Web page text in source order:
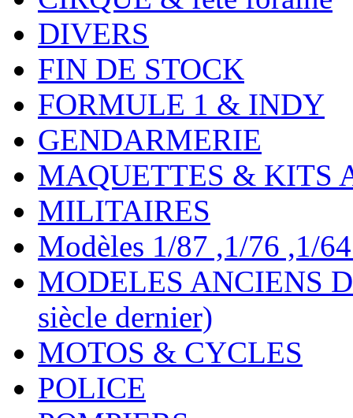
DIVERS
FIN DE STOCK
FORMULE 1 & INDY
GENDARMERIE
MAQUETTES & KITS
MILITAIRES
Modèles 1/87 ,1/76 ,1/
MODELES ANCIENS
siècle dernier)
MOTOS & CYCLES
POLICE